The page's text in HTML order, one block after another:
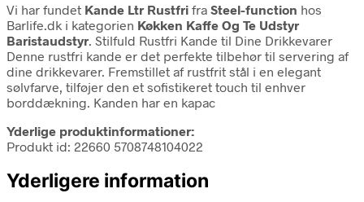
Vi har fundet Kande Ltr Rustfri fra Steel-function hos
Barlife.dk i kategorien Køkken Kaffe Og Te Udstyr
Baristaudstyr. Stilfuld Rustfri Kande til Dine Drikkevarer
Denne rustfri kande er det perfekte tilbehør til servering af
dine drikkevarer. Fremstillet af rustfrit stål i en elegant
sølvfarve, tilføjer den et sofistikeret touch til enhver
borddækning. Kanden har en kapac
Yderlige produktinformationer:
Produkt id: 22660 5708748104022
Yderligere information